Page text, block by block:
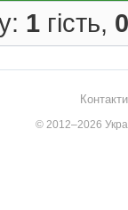
1 гість, 0
© 2012–2026